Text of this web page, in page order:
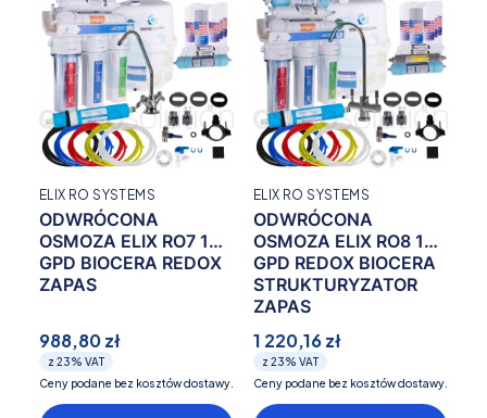
ODWRÓCONA
OSMOZA ELIX RO7 100
GPD BIOCERA REDOX
ZAPAS
ELIX RO SYSTEMS
988,80 zł
z 23% VAT
Ceny podane bez kosztów dostawy.
ODWRÓCONA
OSMOZA ELIX RO8 100
GPD REDOX BIOCERA
STRUKTURYZATOR
ZAPAS
ELIX RO SYSTEMS
1 220,16 zł
z 23% VAT
Ceny podane bez kosztów dostawy.